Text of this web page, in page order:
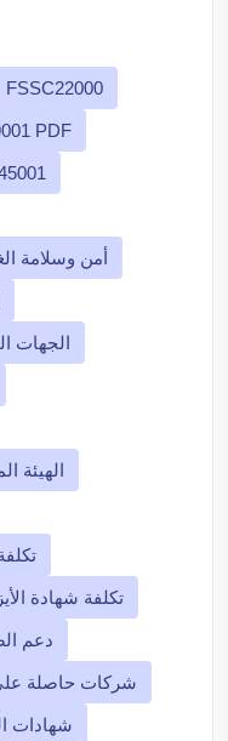
FSSC22000
PDF
أمن وسلامة
الجهات
الهيئة
تكلفة شهادة
دعم
شركات حاصلة
شهادات